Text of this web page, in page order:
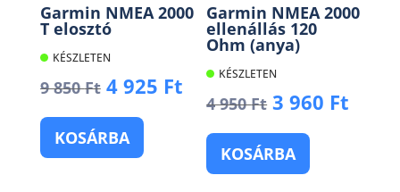
Garmin NMEA 2000
T elosztó
KÉSZLETEN
9 850Ft Original
was:
9
4 925 FtCurrent
price
925 Ft.
KOSÁRBA
Garmin NMEA 2000
ellenállás 120
Ohm (anya)
KÉSZLETEN
4 950Ft Original
was:
4
3 960 Ft
KOSÁRBA